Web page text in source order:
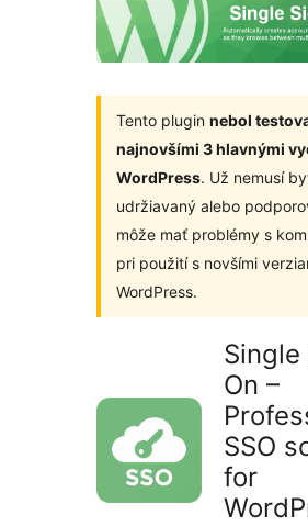
Tento plugin nebol
najnovšími 3 hlavnými
WordPress. Už nemusí
udržiavaný alebo
môže mať problémy s
pri použití s novšími
WordPress.
On –
SSO
for